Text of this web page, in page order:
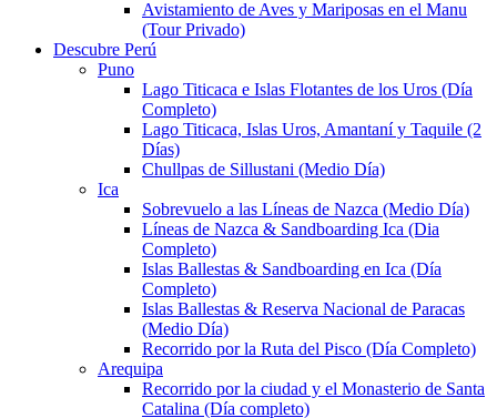
Avistamiento de Aves y Mariposas en el Manu
(Tour Privado)
Descubre Perú
Puno
Lago Titicaca e Islas Flotantes de los Uros (Día
Completo)
Lago Titicaca, Islas Uros, Amantaní y Taquile (2
Días)
Chullpas de Sillustani (Medio Día)
Ica
Sobrevuelo a las Líneas de Nazca (Medio Día)
Líneas de Nazca & Sandboarding Ica (Dia
Completo)
Islas Ballestas & Sandboarding en Ica (Día
Completo)
Islas Ballestas & Reserva Nacional de Paracas
(Medio Día)
Recorrido por la Ruta del Pisco (Día Completo)
Arequipa
Recorrido por la ciudad y el Monasterio de Santa
Catalina (Día completo)